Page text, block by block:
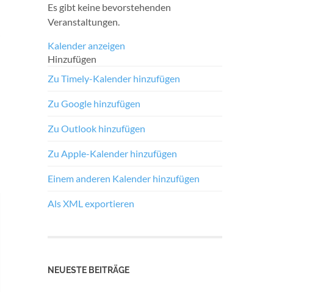
Es gibt keine bevorstehenden
Veranstaltungen.
Kalender anzeigen
Hinzufügen
Zu Timely-Kalender hinzufügen
Zu Google hinzufügen
Zu Outlook hinzufügen
Zu Apple-Kalender hinzufügen
Einem anderen Kalender hinzufügen
Als XML exportieren
NEUESTE BEITRÄGE